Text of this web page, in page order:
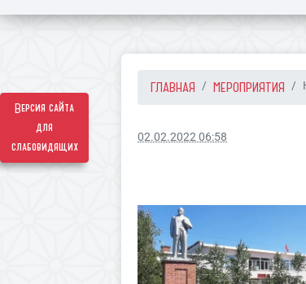
Версия сайта
для
слабовидящих
ГЛАВНАЯ МЕРОПРИЯТИЯ
02.02.2022 06:58